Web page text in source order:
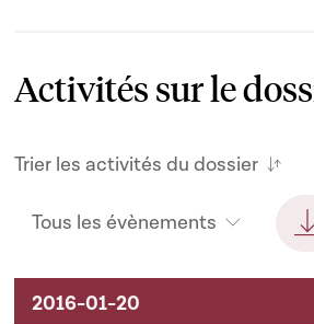
Activités sur le
Trier les activités du dossier
Tous les évènements
Activités sur le dossier